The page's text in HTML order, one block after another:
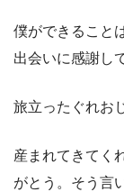
僕ができること
出会いに感謝し
旅立ったぐれお
産まれてきてく
がとう。そう言